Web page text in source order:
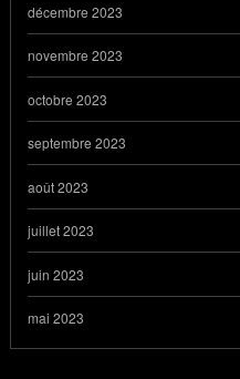
décembre 2023
novembre 2023
octobre 2023
septembre 2023
août 2023
juillet 2023
juin 2023
mai 2023